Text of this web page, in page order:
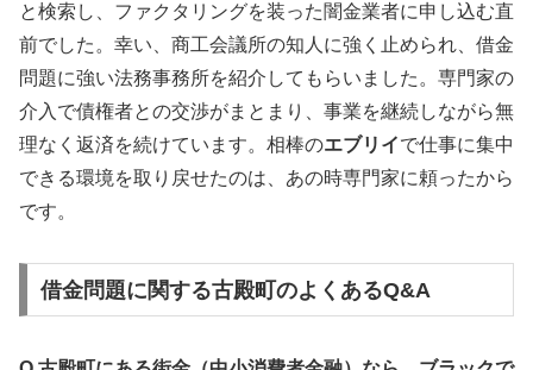
と検索し、ファクタリングを装った闇金業者に申し込む直
前でした。幸い、商工会議所の知人に強く止められ、借金
問題に強い法務事務所を紹介してもらいました。専門家の
介入で債権者との交渉がまとまり、事業を継続しながら無
理なく返済を続けています。相棒のエブリイで仕事に集中
できる環境を取り戻せたのは、あの時専門家に頼ったから
です。
借金問題に関する古殿町のよくあるQ&A